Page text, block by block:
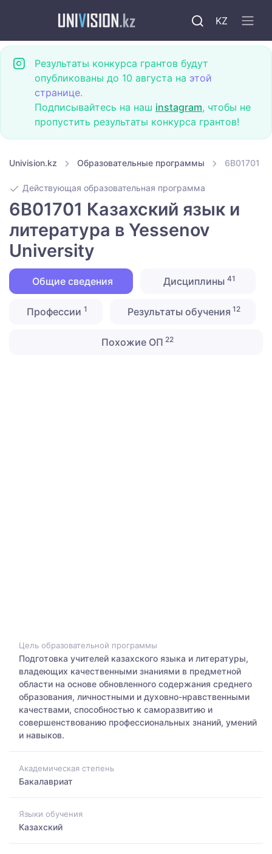
KZ
Результаты конкурса грантов будут
опубликованы до 10 августа на этой
странице.
Подписывайтесь на наш instagram, чтобы не
пропустить результаты конкурса грантов!
Univision.kz Образовательные программы 6B01701
Действующая образовательная программа
6B01701 Казахский язык и
литература в Yessenov
University
Общие сведения Дисциплины 41
Профессии 1 Результаты обучения 12
Похожие ОП 22
Цель образовательной программы
Подготовка учителей казахского языка и литературы,
владеющих качественными знаниями в предметной
области на основе обновленного содержания среднего
образования, личностными и духовно-нравственными
качествами, способностью к саморазвитию и
совершенствованию профессиональных знаний, умений
и навыков.
Академическая степень
Бакалавриат
Языки обучения
Казахский